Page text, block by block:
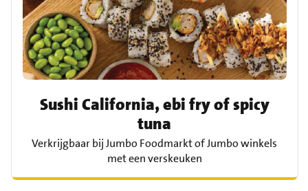
Sushi California, ebi fry of spicy
tuna
Verkrijgbaar bij Jumbo Foodmarkt of Jumbo winkels
met een verskeuken